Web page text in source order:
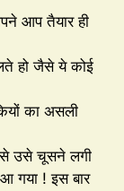
आप तैयार ही
हो जैसे ये कोई
का असली
उसे चूसने लगी
गया ! इस बार